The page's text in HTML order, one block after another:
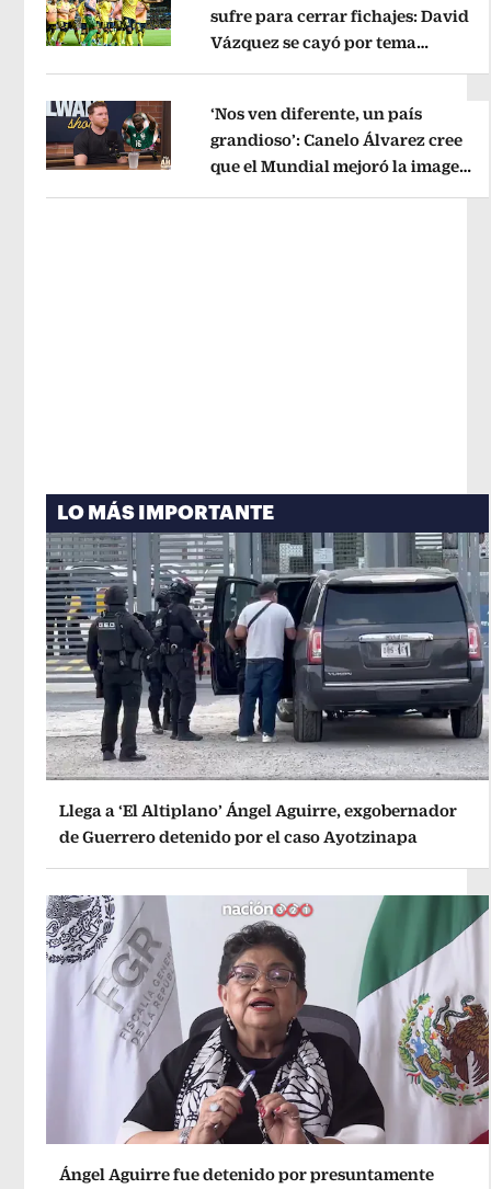
sufre para cerrar fichajes: David
Vázquez se cayó por tema
‘Nos ven diferente, un país
grandioso’: Canelo Álvarez cree
que el Mundial mejoró la imagen
LO MÁS IMPORTANTE
Llega a ‘El Altiplano’ Ángel Aguirre, exgobernador
de Guerrero detenido por el caso Ayotzinapa
Ángel Aguirre fue detenido por presuntamente